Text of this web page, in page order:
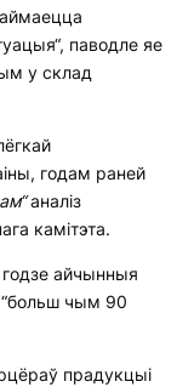
паводле яе
у склад
годам раней
“аналіз
камітэта.
айчынныя
“больш чым 90
прадукцыі